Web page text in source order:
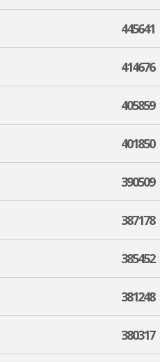
445641
414676
405859
401850
390509
387178
385452
381248
380317